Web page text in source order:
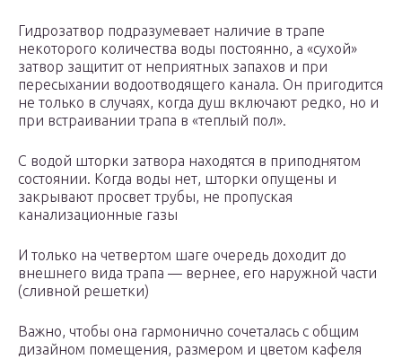
Гидрозатвор подразумевает наличие в трапе
некоторого количества воды постоянно, а «сухой»
затвор защитит от неприятных запахов и при
пересыхании водоотводящего канала. Он пригодится
не только в случаях, когда душ включают редко, но и
при встраивании трапа в «теплый пол».
С водой шторки затвора находятся в приподнятом
состоянии. Когда воды нет, шторки опущены и
закрывают просвет трубы, не пропуская
канализационные газы
И только на четвертом шаге очередь доходит до
внешнего вида трапа — вернее, его наружной части
(сливной решетки)
Важно, чтобы она гармонично сочеталась с общим
дизайном помещения, размером и цветом кафеля